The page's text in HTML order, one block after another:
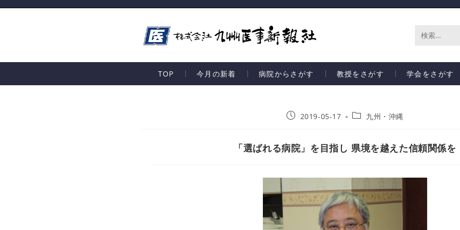
サ
ト
TOP 今月の新着 病院からさがす 教授をさがす 学会をさがす
2019-05-17 九州・沖縄
「選ばれる病院」を目指し 県境を越えた信頼関係を